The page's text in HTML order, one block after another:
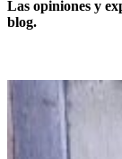
Las opiniones y
blog.